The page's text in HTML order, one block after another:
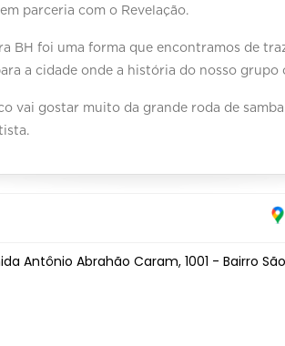
parceria com o Revelação.
BH foi uma forma que encontramos de
a cidade onde a história do nosso grupo
vai gostar muito da grande roda de
Antônio Abrahão Caram, 1001 - Bairro